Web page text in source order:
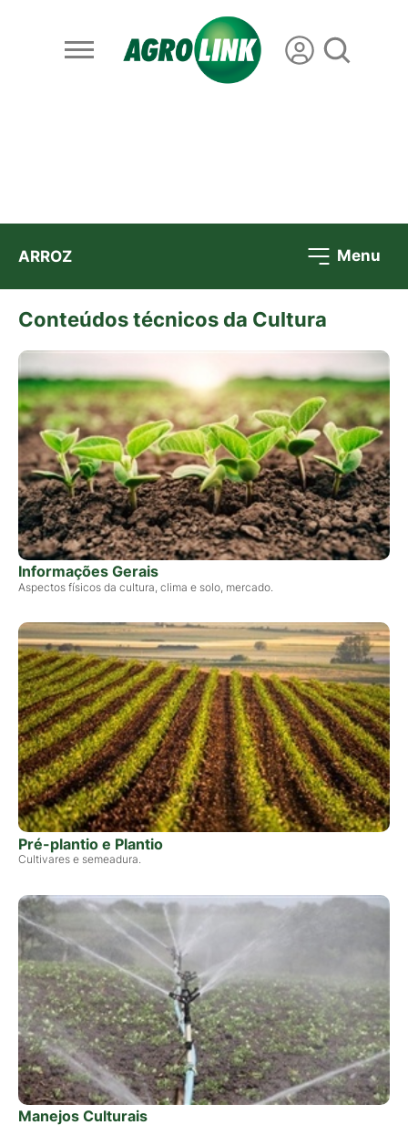
ARROZ Menu
Conteúdos técnicos da Cultura
Informações Gerais
Aspectos físicos da cultura, clima e solo, mercado.
Pré-plantio e Plantio
Cultivares e semeadura.
Manejos Culturais